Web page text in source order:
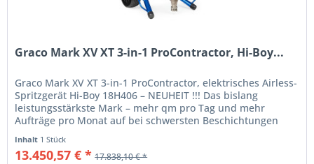
Graco Mark XV XT 3-in-1 ProContractor, Hi-Boy...
Graco Mark XV XT 3-in-1 ProContractor, elektrisches Airless-
Spritzgerät Hi-Boy 18H406 – NEUHEIT !!! Das bislang
leistungsstärkste Mark – mehr qm pro Tag und mehr
Aufträge pro Monat auf bei schwersten Beschichtungen
Inhalt 1 Stück
13.450,57 € * 17.838,10 € *